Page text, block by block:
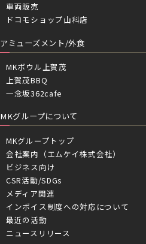
車両販売
ドコモショップ山科店
アミューズメント/外食
MKボウル上賀茂
上賀茂BBQ
一念坂362cafe
MKグループについて
MKグループトップ
会社案内（エムケイ株式会社）
ビジネス向け
CSR活動/SDGs
メディア関連
インボイス制度への対応について
最近の活動
ニュースリリース